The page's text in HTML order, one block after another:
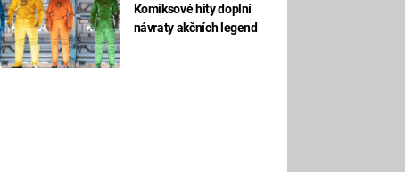
Komiksové hity doplní
návraty akčních legend